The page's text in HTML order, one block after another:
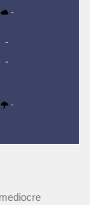
-
-
-
-